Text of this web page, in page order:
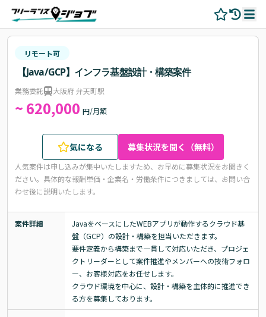
リモート可
【Java/GCP】インフラ基盤設計・構築案件
業務委託 大阪府 弁天町駅
~ 620,000 円/月額
気になる 募集状況を聞く（無料）
人気案件は申し込みが集中いたしますため、お早めに募集状況をお聞きく
ださい。 具体的な報酬単価・企業名・労働条件につきましては、お問い合
わせ後に説明いたします。
案件詳細
JavaをベースにしたWEBアプリが動作するクラウド基
盤（GCP）の設計・構築を担当いただきます。
要件定義から構築まで一貫して対応いただき、プロジェ
クトリーダーとして案件推進やメンバーへの技術フォロ
ー、お客様対応をお任せします。
クラウド環境を中心に、設計・構築を主体的に推進でき
る方を募集しております。